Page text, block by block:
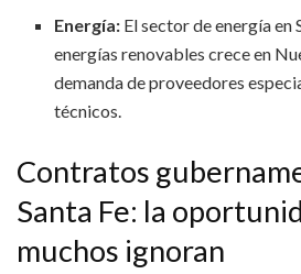
Energía: El sector de energía en
energías renovables crece en
demanda de proveedores
técnicos.
Contratos
Santa Fe: la
muchos ignoran